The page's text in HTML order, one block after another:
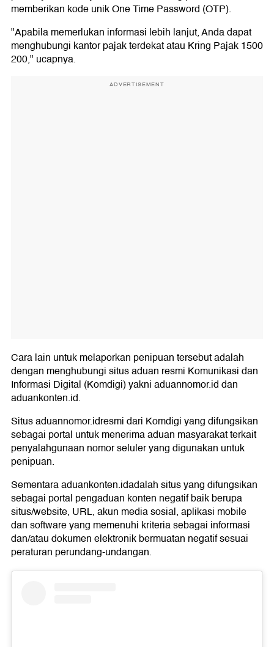
memberikan kode unik One Time Password (OTP).
"Apabila memerlukan informasi lebih lanjut, Anda dapat
menghubungi kantor pajak terdekat atau Kring Pajak 1500
200," ucapnya.
ADVERTISEMENT
Cara lain untuk melaporkan penipuan tersebut adalah
dengan menghubungi situs aduan resmi Komunikasi dan
Informasi Digital (Komdigi) yakni aduannomor.id dan
aduankonten.id.
Situs aduannomor.idresmi dari Komdigi yang difungsikan
sebagai portal untuk menerima aduan masyarakat terkait
penyalahgunaan nomor seluler yang digunakan untuk
penipuan.
Sementara aduankonten.idadalah situs yang difungsikan
sebagai portal pengaduan konten negatif baik berupa
situs/website, URL, akun media sosial, aplikasi mobile
dan software yang memenuhi kriteria sebagai informasi
dan/atau dokumen elektronik bermuatan negatif sesuai
peraturan perundang-undangan.